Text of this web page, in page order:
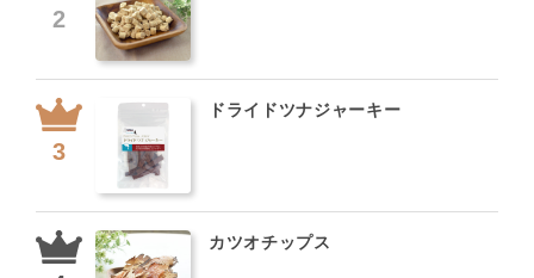
ドライドツナジャーキー
カツオチップス